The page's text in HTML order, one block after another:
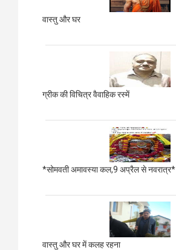
वास्तु और घर
ग्रीक की विचित्र वैवाहिक रस्में
*सोमवती अमावस्या कल,9 अप्रैल से नवरात्र*
वास्तु और घर में कलह रहना